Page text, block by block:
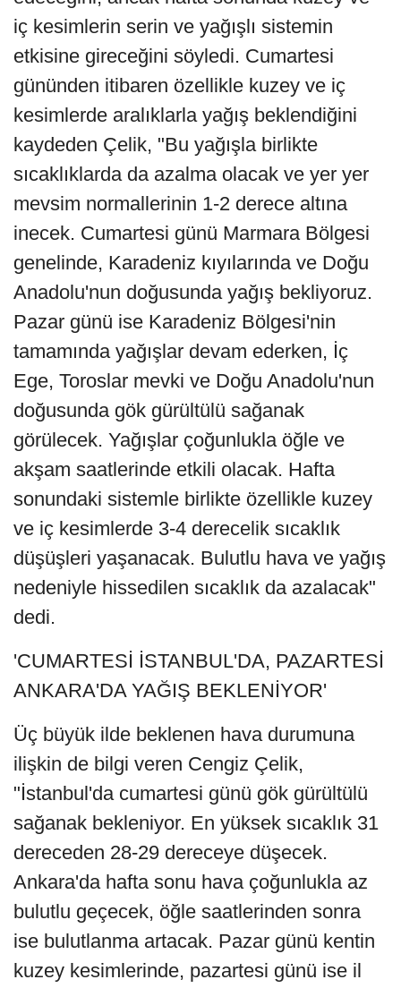
iç kesimlerin serin ve yağışlı sistemin
etkisine gireceğini söyledi. Cumartesi
gününden itibaren özellikle kuzey ve iç
kesimlerde aralıklarla yağış beklendiğini
kaydeden Çelik, "Bu yağışla birlikte
sıcaklıklarda da azalma olacak ve yer yer
mevsim normallerinin 1-2 derece altına
inecek. Cumartesi günü Marmara Bölgesi
genelinde, Karadeniz kıyılarında ve Doğu
Anadolu'nun doğusunda yağış bekliyoruz.
Pazar günü ise Karadeniz Bölgesi'nin
tamamında yağışlar devam ederken, İç
Ege, Toroslar mevki ve Doğu Anadolu'nun
doğusunda gök gürültülü sağanak
görülecek. Yağışlar çoğunlukla öğle ve
akşam saatlerinde etkili olacak. Hafta
sonundaki sistemle birlikte özellikle kuzey
ve iç kesimlerde 3-4 derecelik sıcaklık
düşüşleri yaşanacak. Bulutlu hava ve yağış
nedeniyle hissedilen sıcaklık da azalacak"
dedi.
'CUMARTESİ İSTANBUL'DA, PAZARTESİ
ANKARA'DA YAĞIŞ BEKLENİYOR'
Üç büyük ilde beklenen hava durumuna
ilişkin de bilgi veren Cengiz Çelik,
"İstanbul'da cumartesi günü gök gürültülü
sağanak bekleniyor. En yüksek sıcaklık 31
dereceden 28-29 dereceye düşecek.
Ankara'da hafta sonu hava çoğunlukla az
bulutlu geçecek, öğle saatlerinden sonra
ise bulutlanma artacak. Pazar günü kentin
kuzey kesimlerinde, pazartesi günü ise il